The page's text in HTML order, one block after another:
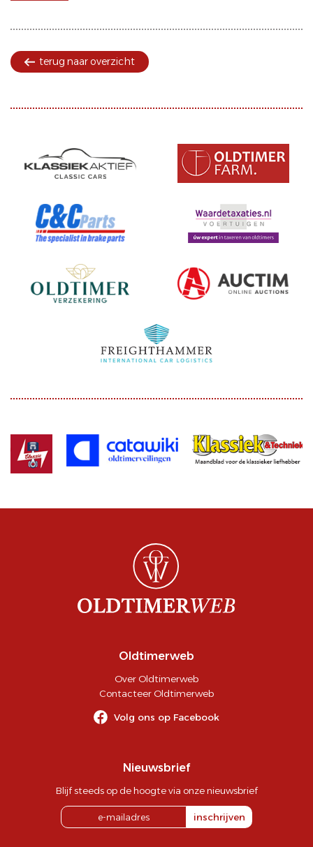
terug naar overzicht
Oldtimerweb
Over Oldtimerweb
Contacteer Oldtimerweb
Volg ons op Facebook
Nieuwsbrief
Blijf steeds op de hoogte via onze nieuwsbrief
inschrijven